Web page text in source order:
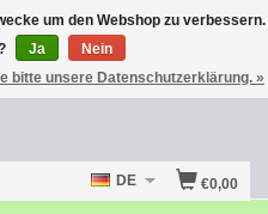
€0,00
DE
um den Webshop zu verbessern.
Ja
Nein
bitte unsere Datenschutzerklärung. »